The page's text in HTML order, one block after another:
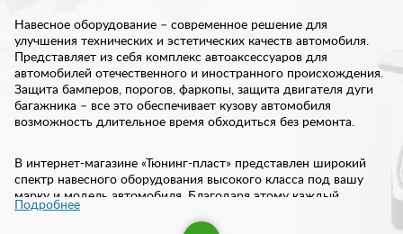
Навесное оборудование – современное решение для
улучшения технических и эстетических качеств автомобиля.
Представляет из себя комплекс автоаксессуаров для
автомобилей отечественного и иностранного происхождения.
Защита бамперов, порогов, фаркопы, защита двигателя дуги
багажника – все это обеспечивает кузову автомобиля
возможность длительное время обходиться без ремонта.
В интернет-магазине «Тюнинг-пласт» представлен широкий
спектр навесного оборудования высокого класса под вашу
марку и модель автомобиля. Благодаря этому каждый
автовладелец сможет подобрать защиту под свои требования.
Подробнее